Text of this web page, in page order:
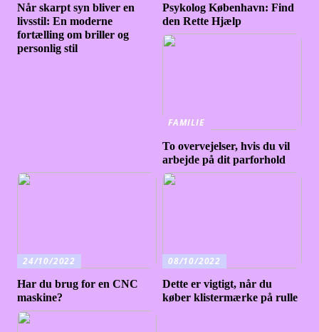
Når skarpt syn bliver en
livsstil: En moderne
fortælling om briller og
personlig stil
Psykolog København: Find
den Rette Hjælp
FAMILIE
To overvejelser, hvis du vil
arbejde på dit parforhold
24/10/2022
Har du brug for en CNC
maskine?
08/10/2022
Dette er vigtigt, når du
køber klistermærke på rulle